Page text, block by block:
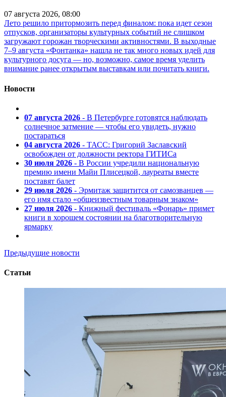
07 августа 2026, 08:00
Лето решило притормозить перед финалом: пока идет сезон
отпусков, организаторы культурных событий не слишком
загружают горожан творческими активностями. В выходные
7–9 августа «Фонтанка» нашла не так много новых идей для
культурного досуга — но, возможно, самое время уделить
внимание ранее открытым выставкам или почитать книги.
Новости
07 августа 2026 - В Петербурге готовятся наблюдать
солнечное затмение — чтобы его увидеть, нужно
постараться
04 августа 2026 - ТАСС: Григорий Заславский
освобожден от должности ректора ГИТИСа
30 июля 2026 - В России учредили национальную
премию имени Майи Плисецкой, лауреаты вместе
поставят балет
29 июля 2026 - Эрмитаж защитится от самозванцев —
его имя стало «общеизвестным товарным знаком»
27 июля 2026 - Книжный фестиваль «Фонарь» примет
книги в хорошем состоянии на благотворительную
ярмарку
Предыдущие новости
Статьи